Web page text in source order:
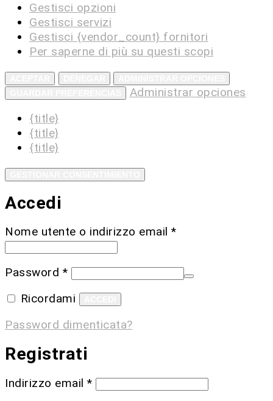
Gestisci opzioni
Gestisci servizi
Gestisci {vendor_count} fornitori
Per saperne di più su questi scopi
Administrar opciones
{title}
{title}
{title}
Accedi
Nome utente o indirizzo email *
Password *
Ricordami
Password dimenticata?
Registrati
Indirizzo email *